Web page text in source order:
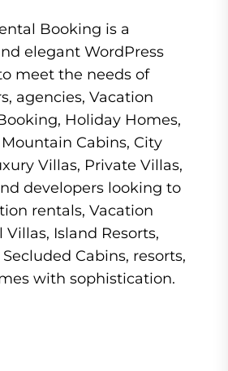
Booking is a
elegant WordPress
meet the needs of
agencies, Vacation
Holiday Homes,
Cabins, City
Villas, Private Villas,
developers looking to
rentals, Vacation
Villas, Island Resorts,
Cabins, resorts,
with sophistication.